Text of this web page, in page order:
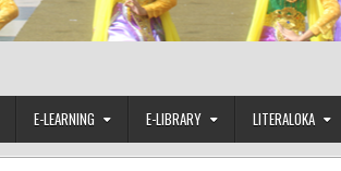
E-LEARNING E-LIBRARY LITERALOKA